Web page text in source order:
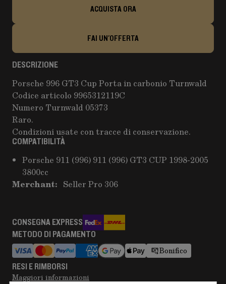
ACQUISTA ORA
FAI UN'OFFERTA
DESCRIZIONE
Porsche 996 GT3 Cup Porta in carbonio Turnwald
Codice articolo 9965312119C
Numero Turnwald 05373
Raro.
Condizioni usate con tracce di conservazione.
COMPATIBILITÀ
Porsche 911 (996) 911 (996) GT3 CUP 1998-2005
3800cc
Merchant: Seller Pro 306
CONSEGNA EXPRESS
METODO DI PAGAMENTO
Bonifico
RESI E RIMBORSI
Maggiori informazioni